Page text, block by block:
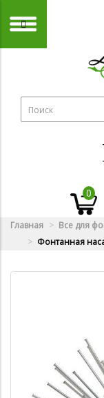
0
Главная Все для
Фонтанная